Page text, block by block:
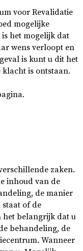
voor Revalidatie
mogelijke
het mogelijk dat
wens verloopt en
is kunt u dit het
klacht is ontstaan.
zaken.
inhoud van de
de manier
of de
belangrijk dat u
behandeling, de
Wanneer